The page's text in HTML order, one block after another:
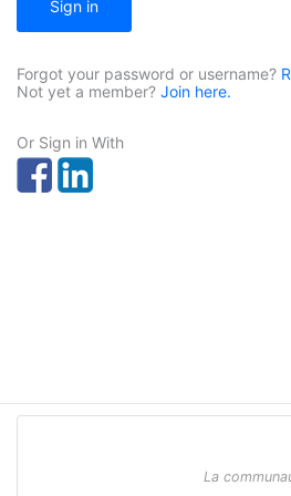
Sign in
Forgot your password or username?
Not yet a member? Join here.
Or Sign in With
La